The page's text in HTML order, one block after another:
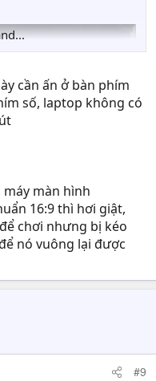
cần ấn ở bàn phím
số, laptop không có
màn hình
16:9 thì hơi giật,
chơi nhưng bị kéo
nó vuông lại được
#9